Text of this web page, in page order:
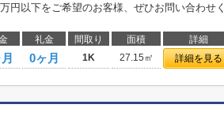
円以下をご希望のお客様、ぜひお問い合わせ
礼金 間取り 面積 詳細
0ヶ月 1K 27.15㎡ 詳細を見る